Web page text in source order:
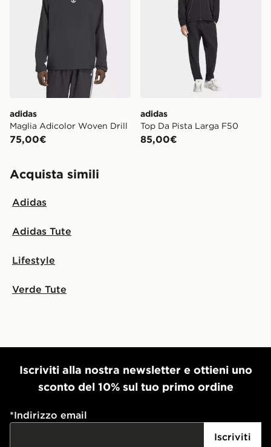
adidas
Maglia Adicolor Woven Drill
75,00€
adidas
Top Da Pista Larga F50
85,00€
Acquista simili
Adidas
Adidas Tute
Lifestyle
Verde Tute
Iscriviti alla nostra newsletter e ottieni uno
sconto del 10% sul tuo primo ordine
*Indirizzo email
Iscriviti